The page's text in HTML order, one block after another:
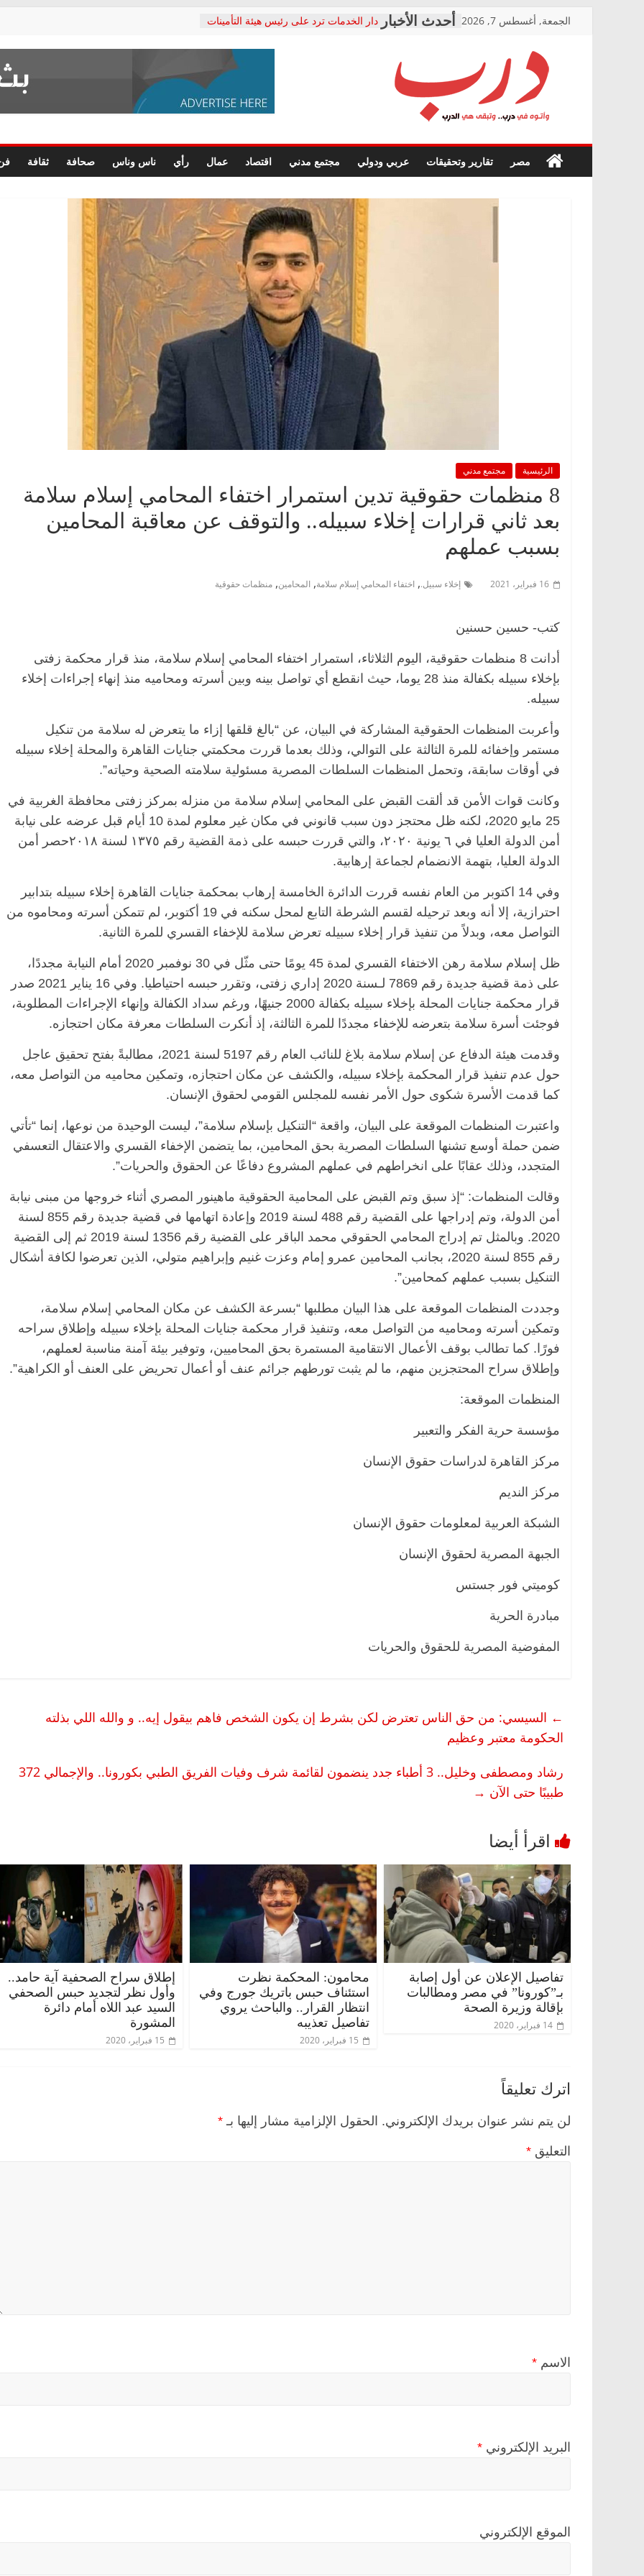
الجمعة, أغسطس 7, 2026
دار الخدمات ترد على رئيس هيئة التأمينات
معاناة أصحاب المعاشات.. ونطالب بكشف
فرحات سليمان يكتب: القطاع الصحي إلى
حزب التحالف الشعبي يطلق لجنة “الحق
صور .. اعتماد الرسومات النهائية للقرار
الوزاري لمدينة الصحفيين.. وانتهاء أعمال
إنشاء المبنى الإداري
متابعة قضية الدكتور محمد زهران.. ويؤكد:
قرينة البراءة وضمانات المحاكمة العادلة
حق أصيل
درب
في
درب..
مصر تقارير وتحقيقات عربي ودولي مجتمع مدني اقتصاد عمال رأي ناس وناس صحافة ثقافة
الرئيسية مجتمع مدني
8 منظمات حقوقية تدين استمرار اختفاء المحامي إسلام سلامة
بعد ثاني قرارات إخلاء سبيله.. والتوقف عن معاقبة المحامين
بسبب عملهم
16 فبراير، 2021 إخلاء سبيل., اختفاء المحامي إسلام سلامة, المحامين, منظمات حقوقية
كتب- حسين حسنين
أدانت 8 منظمات حقوقية، اليوم الثلاثاء، استمرار اختفاء المحامي إسلام سلامة، منذ قرار محكمة زفتى
بإخلاء سبيله بكفالة منذ 28 يوما، حيث انقطع أي تواصل بينه وبين أسرته ومحاميه منذ إنهاء إجراءات إخلاء
سبيله.
وأعربت المنظمات الحقوقية المشاركة في البيان، عن “بالغ قلقها إزاء ما يتعرض له سلامة من تنكيل
مستمر وإخفائه للمرة الثالثة على التوالي، وذلك بعدما قررت محكمتي جنايات القاهرة والمحلة إخلاء سبيله
في أوقات سابقة، وتحمل المنظمات السلطات المصرية مسئولية سلامته الصحية وحياته”.
وكانت قوات الأمن قد ألقت القبض على المحامي إسلام سلامة من منزله بمركز زفتى محافظة الغربية في
25 مايو 2020، لكنه ظل محتجز دون سبب قانوني في مكان غير معلوم لمدة 10 أيام قبل عرضه على نيابة
أمن الدولة العليا في ٦ يونية ٢٠٢٠، والتي قررت حبسه على ذمة القضية رقم ١٣٧٥ لسنة ٢٠١٨حصر أمن
الدولة العليا، بتهمة الانضمام لجماعة إرهابية.
وفي 14 اكتوبر من العام نفسه قررت الدائرة الخامسة إرهاب بمحكمة جنايات القاهرة إخلاء سبيله بتدابير
احترازية، إلا أنه وبعد ترحيله لقسم الشرطة التابع لمحل سكنه في 19 أكتوبر، لم تتمكن أسرته ومحاموه من
التواصل معه، وبدلاً من تنفيذ قرار إخلاء سبيله تعرض سلامة للإخفاء القسري للمرة الثانية.
ظل إسلام سلامة رهن الاختفاء القسري لمدة 45 يومًا حتى مثّل في 30 نوفمبر 2020 أمام النيابة مجددًا،
على ذمة قضية جديدة رقم 7869 لـسنة 2020 إداري زفتى، وتقرر حبسه احتياطيا. وفي 16 يناير 2021 صدر
قرار محكمة جنايات المحلة بإخلاء سبيله بكفالة 2000 جنيهًا، ورغم سداد الكفالة وإنهاء الإجراءات المطلوبة،
فوجئت أسرة سلامة بتعرضه للإخفاء مجددًا للمرة الثالثة، إذ أنكرت السلطات معرفة مكان احتجازه.
وقدمت هيئة الدفاع عن إسلام سلامة بلاغ للنائب العام رقم 5197 لسنة 2021، مطالبةً بفتح تحقيق عاجل
حول عدم تنفيذ قرار المحكمة بإخلاء سبيله، والكشف عن مكان احتجازه، وتمكين محاميه من التواصل معه،
كما قدمت الأسرة شكوى حول الأمر نفسه للمجلس القومي لحقوق الإنسان.
واعتبرت المنظمات الموقعة على البيان، واقعة “التنكيل بإسلام سلامة”، ليست الوحيدة من نوعها، إنما “تأتي
ضمن حملة أوسع تشنها السلطات المصرية بحق المحامين، بما يتضمن الإخفاء القسري والاعتقال التعسفي
المتجدد، وذلك عقابًا على انخراطهم في عملهم المشروع دفاعًا عن الحقوق والحريات”.
وقالت المنظمات: “إذ سبق وتم القبض على المحامية الحقوقية ماهينور المصري أثناء خروجها من مبنى نيابة
أمن الدولة، وتم إدراجها على القضية رقم 488 لسنة 2019 وإعادة اتهامها في قضية جديدة رقم 855 لسنة
2020. وبالمثل تم إدراج المحامي الحقوقي محمد الباقر على القضية رقم 1356 لسنة 2019 ثم إلى القضية
رقم 855 لسنة 2020، بجانب المحامين عمرو إمام وعزت غنيم وإبراهيم متولي، الذين تعرضوا لكافة أشكال
التنكيل بسبب عملهم كمحامين”.
وجددت المنظمات الموقعة على هذا البيان مطلبها “بسرعة الكشف عن مكان المحامي إسلام سلامة،
وتمكين أسرته ومحاميه من التواصل معه، وتنفيذ قرار محكمة جنايات المحلة بإخلاء سبيله وإطلاق سراحه
فورًا. كما تطالب بوقف الأعمال الانتقامية المستمرة بحق المحاميين، وتوفير بيئة آمنة مناسبة لعملهم،
وإطلاق سراح المحتجزين منهم، ما لم يثبت تورطهم جرائم عنف أو أعمال تحريض على العنف أو الكراهية”.
المنظمات الموقعة:
مؤسسة حرية الفكر والتعبير
مركز القاهرة لدراسات حقوق الإنسان
مركز النديم
الشبكة العربية لمعلومات حقوق الإنسان
الجبهة المصرية لحقوق الإنسان
كوميتي فور جستس
مبادرة الحرية
المفوضية المصرية للحقوق والحريات
← السيسي: من حق الناس تعترض لكن بشرط إن يكون الشخص فاهم بيقول إيه.. و والله اللي بذلته
الحكومة معتبر وعظيم
رشاد ومصطفى وخليل.. 3 أطباء جدد ينضمون لقائمة شرف وفيات الفريق الطبي بكورونا.. والإجمالي 372
طبيبًا حتى الآن →
تفاصيل الإعلان عن أول إصابة
بـ”كورونا” في مصر ومطالبات
بإقالة وزيرة الصحة
14 فبراير، 2020
محامون: المحكمة نظرت
استئناف حبس باتريك جورج وفي
انتظار القرار.. والباحث يروي
تفاصيل تعذيبه
15 فبراير، 2020
إطلاق سراح الصحفية آية حامد..
وأول نظر لتجديد حبس الصحفي
السيد عبد اللاه أمام دائرة
المشورة
15 فبراير، 2020
اترك تعليقاً
لن يتم نشر عنوان بريدك الإلكتروني. الحقول الإلزامية مشار إليها بـ *
التعليق *
الاسم *
البريد الإلكتروني *
الموقع الإلكتروني
الرئيسية مصر ناس وناس
مقعد شاغر على مائدة الإفطار.. يحيى
حسين عبدالهادي فارس مقاومة
(بروفايل)
21 فبراير، 2026
الرئيسية مصر ناس وناس
في ذكرى رحيله.. د. نور فرحات فقيه
للحرية (بروفايل)
26 يناير، 2026
ناس وناس
فاروق.. خبير اقتصادي